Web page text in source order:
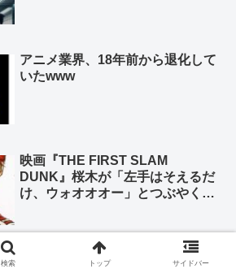
アニメ業界、18年前から退化して
いたwww
映画『THE FIRST SLAM
DUNK』桜木が「左手はそえるだ
け、ウォオオオー」とつぶやくス
シン・ウルトラマンは３部作の予
検索 トップ サイドバー